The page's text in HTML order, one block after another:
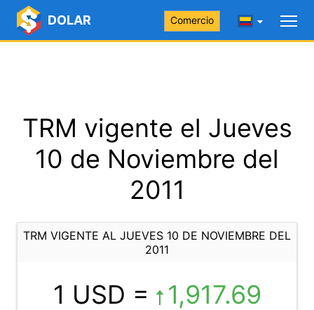
DOLAR Comercio
TRM vigente el Jueves
10 de Noviembre del
2011
TRM VIGENTE AL JUEVES 10 DE NOVIEMBRE DEL
2011
1 USD =
1,917.69